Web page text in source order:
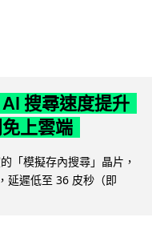
搜尋速度提升
上雲端
「模擬存內搜尋」晶片，
延遲低至 36 皮秒（即